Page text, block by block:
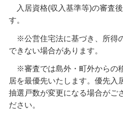
入居資格(収入基準等)の審査
す。
※公営住宅法に基づき、所得
できない場合があります。
※審査では島外・町外からの
居を最優先いたします。優先入
抽選戸数が変更になる場合がご
ださい。